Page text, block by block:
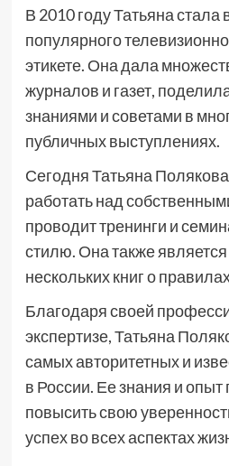
В 2010 году Татьяна
популярного
этикете. Она дала
журналов и газет,
знаниями и советами в
публичных выступлениях.
Сегодня Татьяна
работать над
проводит тренинги и
стилю. Она также
нескольких книг о
Благодаря своей
экспертизе, Татьяна
самых авторитетных и
в России. Ее знания и
повысить свою
успех во всех аспектах